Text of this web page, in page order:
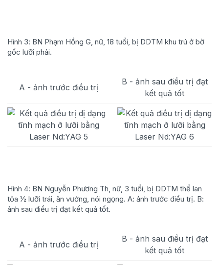
Hình 3: BN Phạm Hồng G, nữ, 18 tuổi, bị DDTM khu trú ở bờ
gốc lưỡi phải.
A - ảnh trước điều trị
B - ảnh sau điều trị đạt
kết quả tốt
Hình 4: BN Nguyễn Phương Th, nữ, 3 tuổi, bị DDTM thể lan
tỏa ½ lưỡi trái, ăn vướng, nói ngọng. A: ảnh trước điều trị. B:
ảnh sau điều trị đạt kết quả tốt.
A - ảnh trước điều trị
B - ảnh sau điều trị đạt
kết quả tốt